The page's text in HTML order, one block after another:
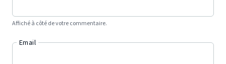
Affiché à côté de votre commentaire.
Email